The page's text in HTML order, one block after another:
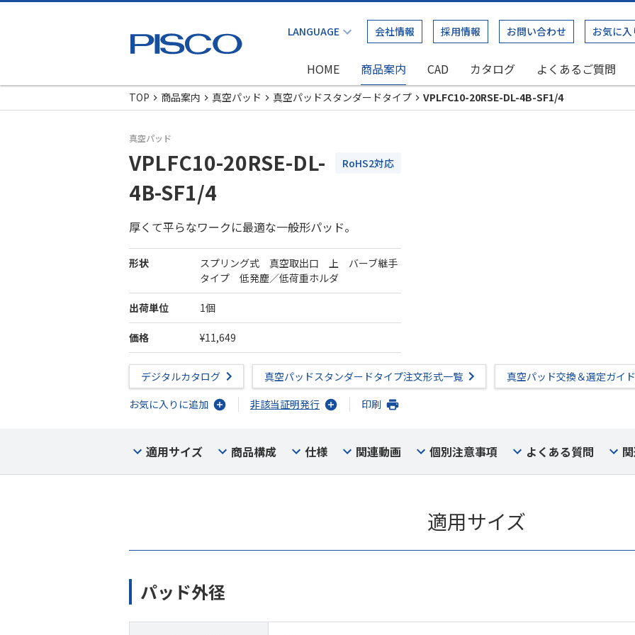
会社情報 採用情報 お問い合わせ お気に入
HOME 商品案内 CAD カタログ よくあるご質問
TOP
商品案内 真空パッド 真空パッドスタンダードタイプ VPLFC10-20RSE-DL-4B-SF1/4
真空パッド
VPLFC10-20RSE-DL-
4B-SF1/4
RoHS2対応
厚くて平らなワークに最適な一般形パッド。
形状
スプリング式 真空取出口 上 バーブ継手
タイプ 低発塵／低荷重ホルダ
出荷単位 1個
価格 ¥11,649
デジタルカタログ 真空パッドスタンダードタイプ注文形式一覧
真空パッド交換＆選定ガイド
お気に入りに追加
非該当証明発行 印刷
適用サイズ 商品構成 仕様 関連動画 個別注意事項 よくある質問
適用サイズ
パッド外径